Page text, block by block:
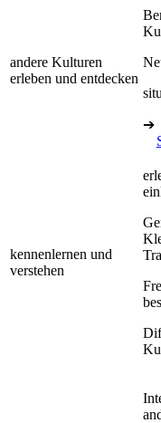
andere Kulturen
erleben und entdecken
➔
kennenlernen und
verstehen